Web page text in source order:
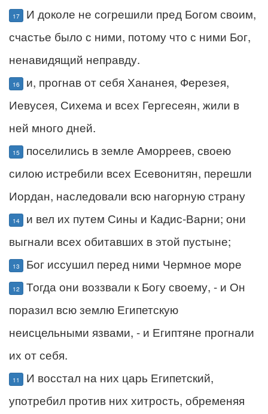
17
И доколе не согрешили пред Богом своим,
счастье было с ними, потому что с ними Бог,
ненавидящий неправду.
16
и, прогнав от себя Хананея, Ферезея,
Иевусея, Сихема и всех Гергесеян, жили в
ней много дней.
15
поселились в земле Аморреев, своею
силою истребили всех Есевонитян, перешли
Иордан, наследовали всю нагорную страну
14
и вел их путем Сины и Кадис-Варни; они
выгнали всех обитавших в этой пустыне;
13 Бог иссушил перед ними Чермное море
12
Тогда они воззвали к Богу своему, - и Он
поразил всю землю Египетскую
неисцельными язвами, - и Египтяне прогнали
их от себя.
11
И восстал на них царь Египетский,
употребил против них хитрость, обременяя